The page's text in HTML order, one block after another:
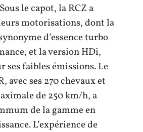
le capot, la RCZ a
motorisations, dont la
d’essence turbo
et la version HDi,
ses faibles émissions. Le
avec ses 270 chevaux et
de 250 km/h, a
de la gamme en
L’expérience de